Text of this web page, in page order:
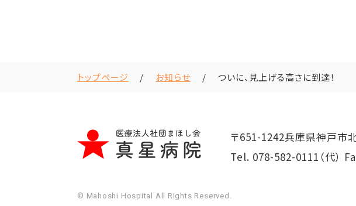
トップページ お知らせ ついに、見上げる高さに到達！
〒651-1242兵庫県神戸市
Tel. 078-582-0111 （代）
© Mahoshi Hospital All Rights Reserved.